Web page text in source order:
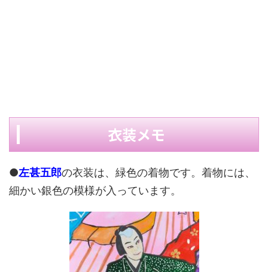
衣装メモ
●左甚五郎の衣装は、緑色の着物です。着物には、
細かい銀色の模様が入っています。